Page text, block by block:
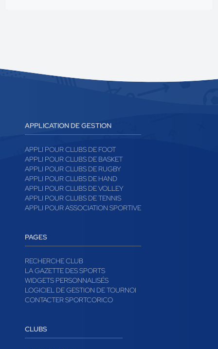
APPLICATION DE GESTION
APPLI POUR CLUBS DE FOOT
APPLI POUR CLUBS DE BASKET
APPLI POUR CLUBS DE RUGBY
APPLI POUR CLUBS DE HAND
APPLI POUR CLUBS DE VOLLEY
APPLI POUR CLUBS DE TENNIS
APPLI POUR ASSOCIATION SPORTIVE
PAGES
RECHERCHE CLUB
LA GAZETTE DES SPORTS
WIDGETS PERSONNALISÉS
LOGICIEL DE GESTION DE TOURNOI
CONTACTER SPORTCORICO
CLUBS